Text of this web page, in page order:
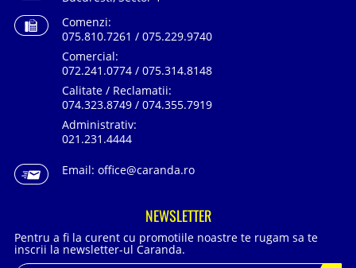
Comenzi:
075.810.7261 / 075.229.9740
Comercial:
072.241.0774 / 075.314.8148
Calitate / Reclamatii:
074.323.8749 / 074.355.7919
Administrativ:
021.231.4444
Email: office@caranda.ro
NEWSLETTER
Pentru a fi la curent cu promotiile noastre te rugam sa te
inscrii la newsletter-ul Caranda.